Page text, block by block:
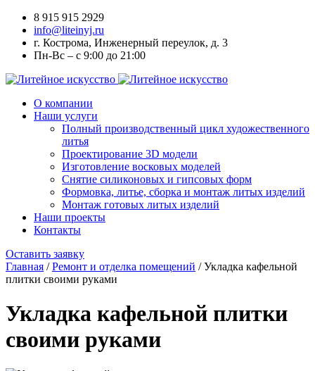
8 915 915 2929
info@liteinyj.ru
г. Кострома, Инженерный переулок, д. 3
Пн-Вс – с 9:00 до 21:00
О компании
Наши услуги
Полный производственный цикл художественного
литья
Проектирование 3D модели
Изготовление восковых моделей
Cнятие силиконовых и гипсовых форм
Формовка, литье, сборка и монтаж литых изделий
Монтаж готовых литых изделий
Наши проекты
Контакты
Оставить заявку
Главная /Ремонт и отделка помещений /Укладка кафельной
плитки своими руками
Укладка кафельной плитки
своими руками